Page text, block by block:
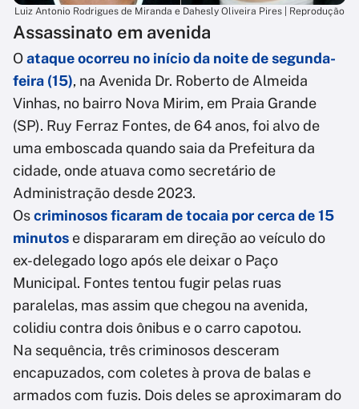
Luiz Antonio Rodrigues de Miranda e Dahesly Oliveira Pires | Reprodução
Assassinato em avenida
Oataque ocorreu no início da noite de segunda-
feira (15), na Avenida Dr. Roberto de Almeida
Vinhas, no bairro Nova Mirim, em Praia Grande
(SP). Ruy Ferraz Fontes, de 64 anos, foi alvo de
uma emboscada quando saia da Prefeitura da
cidade, onde atuava como secretário de
Administração desde 2023.
Oscriminosos ficaram de tocaia por cerca de 15
minutos e dispararam em direção ao veículo do
ex-delegado logo após ele deixar o Paço
Municipal. Fontes tentou fugir pelas ruas
paralelas, mas assim que chegou na avenida,
colidiu contra dois ônibus e o carro capotou.
Na sequência, três criminosos desceram
encapuzados, com coletes à prova de balas e
armados com fuzis. Dois deles se aproximaram do